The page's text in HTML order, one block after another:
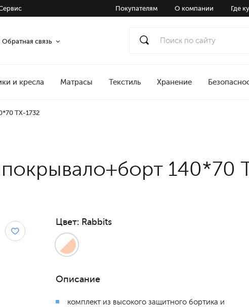
Покупателям О компании Где
Обратная связь
и кресла Матрасы Текстиль Хранение
TX-1732
140*70
Цвет: Rabbits
Описание
комплект из высокого защитного бортика и